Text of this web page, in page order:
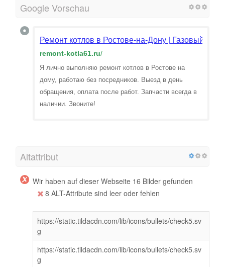
Google Vorschau
Ремонт котлов в Ростове-на-Дону | Газовый
remont-kotla61.ru/
Я лично выполняю ремонт котлов в Ростове на
дому, работаю без посредников. Выезд в день
обращения, оплата после работ. Запчасти всегда в
наличии. Звоните!
Altattribut
Wir haben auf dieser Webseite 16 Bilder gefunden
8 ALT-Attribute sind leer oder fehlen
https://static.tildacdn.com/lib/icons/bullets/check5.sv
g
https://static.tildacdn.com/lib/icons/bullets/check5.sv
g